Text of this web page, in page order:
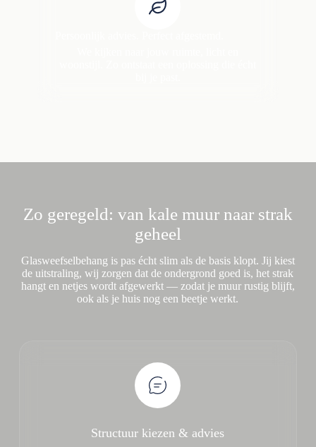
Zo geregeld: van kale muur naar strak
geheel
Glasweefselbehang is pas écht slim als de basis klopt. Jij kiest
de uitstraling, wij zorgen dat de ondergrond goed is, het strak
hangt en netjes wordt afgewerkt — zodat je muur rustig blijft,
ook als je huis nog een beetje werkt.
Structuur kiezen & advies